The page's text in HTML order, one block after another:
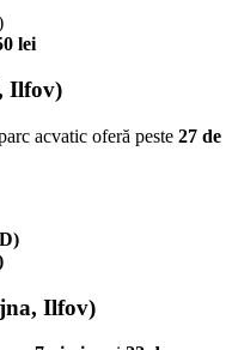
lei
Ilfov)
acvatic oferă peste 27 de
Ilfov)